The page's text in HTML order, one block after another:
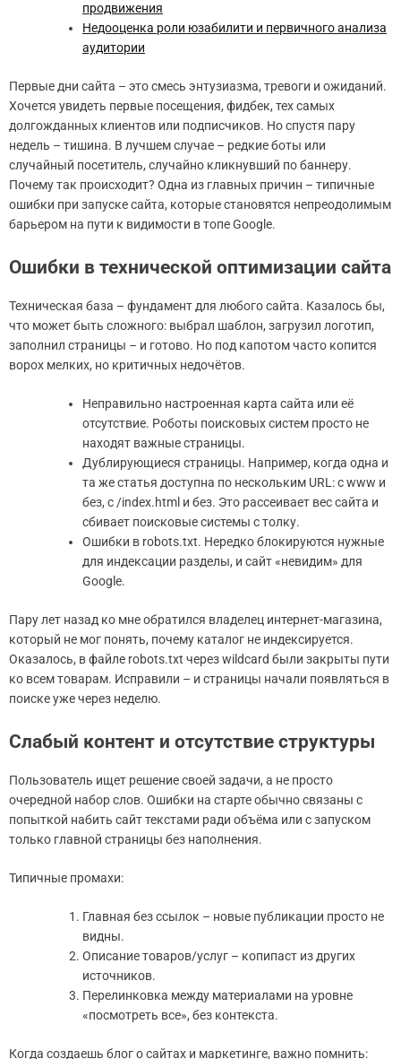
продвижения
Недооценка роли юзабилити и первичного анализа
аудитории
Первые дни сайта – это смесь энтузиазма, тревоги и ожиданий.
Хочется увидеть первые посещения, фидбек, тех самых
долгожданных клиентов или подписчиков. Но спустя пару
недель – тишина. В лучшем случае – редкие боты или
случайный посетитель, случайно кликнувший по баннеру.
Почему так происходит? Одна из главных причин – типичные
ошибки при запуске сайта, которые становятся непреодолимым
барьером на пути к видимости в топе Google.
Ошибки в технической оптимизации сайта
Техническая база – фундамент для любого сайта. Казалось бы,
что может быть сложного: выбрал шаблон, загрузил логотип,
заполнил страницы – и готово. Но под капотом часто копится
ворох мелких, но критичных недочётов.
Неправильно настроенная карта сайта или её
отсутствие. Роботы поисковых систем просто не
находят важные страницы.
Дублирующиеся страницы. Например, когда одна и
та же статья доступна по нескольким URL: с www и
без, с /index.html и без. Это рассеивает вес сайта и
сбивает поисковые системы с толку.
Ошибки в robots.txt. Нередко блокируются нужные
для индексации разделы, и сайт «невидим» для
Google.
Пару лет назад ко мне обратился владелец интернет-магазина,
который не мог понять, почему каталог не индексируется.
Оказалось, в файле robots.txt через wildcard были закрыты пути
ко всем товарам. Исправили – и страницы начали появляться в
поиске уже через неделю.
Слабый контент и отсутствие структуры
Пользователь ищет решение своей задачи, а не просто
очередной набор слов. Ошибки на старте обычно связаны с
попыткой набить сайт текстами ради объёма или с запуском
только главной страницы без наполнения.
Типичные промахи:
Главная без ссылок – новые публикации просто не
видны.
Описание товаров/услуг – копипаст из других
источников.
Перелинковка между материалами на уровне
«посмотреть все», без контекста.
Когда создаешь блог о сайтах и маркетинге, важно помнить: